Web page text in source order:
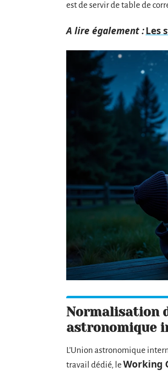
est de servir de table de
A lire également :Les
Normalisation
astronomique
L’Union astronomique
travail dédié, le Working